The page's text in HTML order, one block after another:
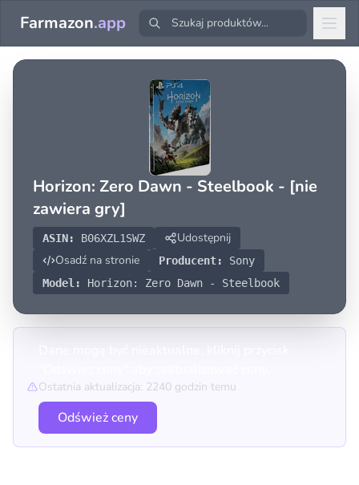
Farmazon.app
Horizon: Zero Dawn - Steelbook - [nie
zawiera gry]
ASIN: B06XZL1SWZ
Udostępnij
Osadź na stronie
Producent:
Sony
Model:
Horizon: Zero Dawn - Steelbook
Ostatnia aktualizacja: 2240 godzin temu
Odśwież ceny